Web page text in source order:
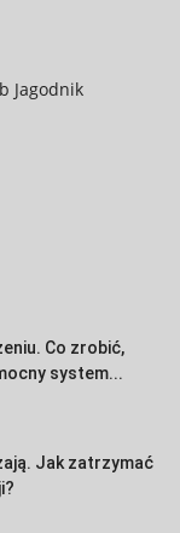
Jagodnik
Co zrobić,
system...
Jak zatrzymać